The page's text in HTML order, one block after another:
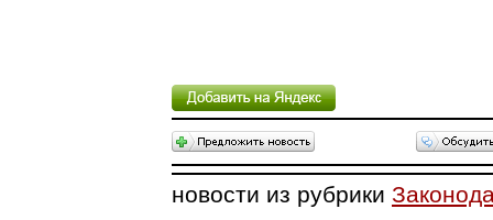
новости из рубрики